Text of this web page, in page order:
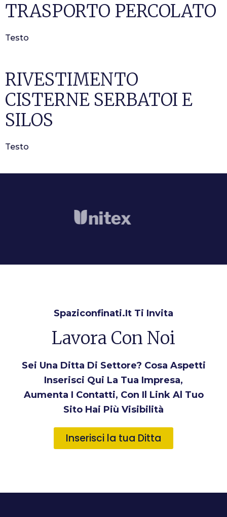
TRASPORTO PERCOLATO
Testo
RIVESTIMENTO
CISTERNE SERBATOI E
SILOS
Testo
Spaziconfinati.it Ti Invita
Lavora Con Noi
Sei Una Ditta Di Settore? Cosa Aspetti
Inserisci Qui La Tua Impresa,
Aumenta I Contatti, Con Il Link Al Tuo
Sito Hai Più Visibilità
Inserisci la tua Ditta